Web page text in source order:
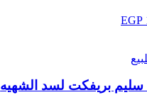
EGP
بريفكت لسد الشهيه